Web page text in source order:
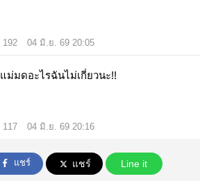
192 04 มิ.ย. 69 20:05
EP 2 : แม่มดอะไรฉันไม่เกี่ยวนะ!!
117 04 มิ.ย. 69 20:16
แชร์ แชร์ Line it